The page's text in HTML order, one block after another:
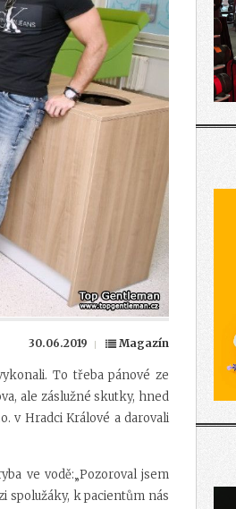
30.06.2019 Magazín
To třeba pánové ze
ale záslužné skutky, hned
v Hradci Králové a darovali
ve vodě:„Pozoroval jsem
spolužáky, k pacientům nás